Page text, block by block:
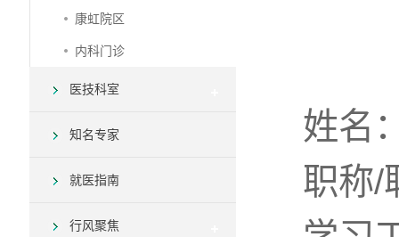
康虹院区
内科门诊
医技科室
知名专家
就医指南
行风聚焦
姓名
职称/